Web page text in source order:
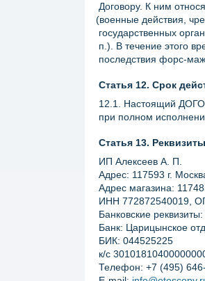
Договору. К ним
(военные действия,
государственных
п.). В течение этого
последствия форс-
Статья 12. Срок
12.1. Настоящий
при полном
Статья 13.
ИП Алексеев А. П.
Адрес: 117593 г.
Адрес магазина:
ИНН 772872540019,
Банковские
Банк: Царицынское
БИК: 044525225
к/с
Телефон: +7 (495)